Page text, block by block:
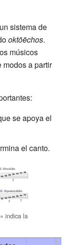
sistema de
oktōēchos.
músicos
modos a partir
se apoya el
el canto.
indica la